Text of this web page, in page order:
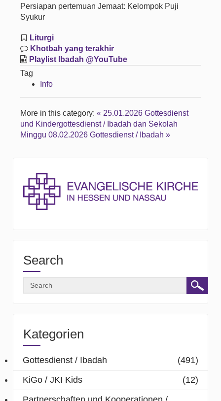
Persiapan pertemuan Jemaat: Kelompok Puji
Syukur
Liturgi
Khotbah yang terakhir
Playlist Ibadah @YouTube
Tag
Info
More in this category: « 25.01.2026 Gottesdienst
und Kindergottesdienst / Ibadah dan Sekolah
Minggu 08.02.2026 Gottesdienst / Ibadah »
Search
Kategorien
Gottesdienst / Ibadah
(491)
KiGo / JKI Kids
(12)